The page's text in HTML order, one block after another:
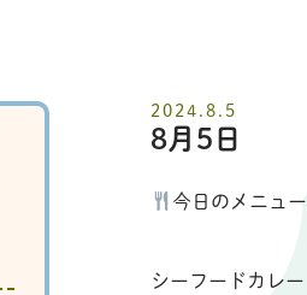
2024.8.5
8月5日
今日のメニュー
シーフードカレー